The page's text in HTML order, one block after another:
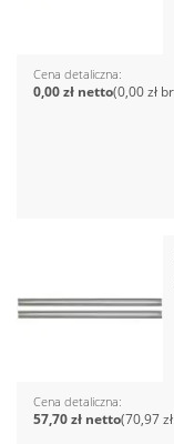
Cena detaliczna
0,00 zł
0,00 zł
Cena detaliczna
70,97 zł
57,70 zł